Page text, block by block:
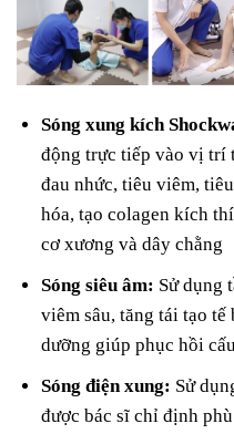
Sóng xung kích
động trực tiếp vào vị trí
đau nhức, tiêu viêm,
hóa, tạo colagen kích
cơ xương và dây chằng
Sóng siêu âm: Sử dụng
viêm sâu, tăng tái tạo
dưỡng giúp phục hồi
Sóng điện xung: Sử
được bác sĩ chỉ định